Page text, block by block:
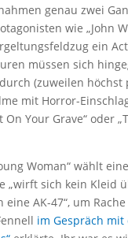
genau zwei
wie „John
ein
müssen sich
(zuweilen höchst
mit Horror-
On Your Grave“ oder
Woman“ wählt
„wirft sich kein Kleid
AK-47“, um
im Gespräch mit